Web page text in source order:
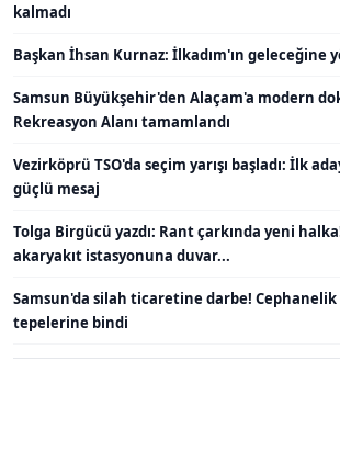
kalmadı
Başkan İhsan Kurnaz: İlkadım'ın geleceğine
Samsun Büyükşehir'den Alaçam'a modern
Rekreasyon Alanı tamamlandı
Vezirköprü TSO'da seçim yarışı başladı: İlk
güçlü mesaj
Tolga Birgücü yazdı: Rant çarkında yeni
akaryakıt istasyonuna duvar...
Samsun'da silah ticaretine darbe! Cephanelik
tepelerine bindi